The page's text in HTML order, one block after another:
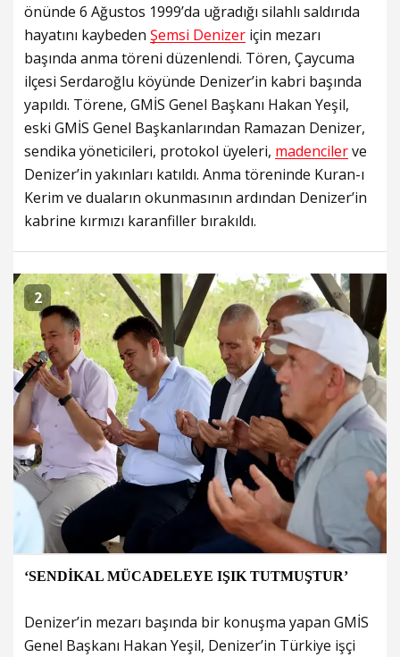
önünde 6 Ağustos 1999’da uğradığı silahlı saldırıda
hayatını kaybeden Şemsi Denizer için mezarı
başında anma töreni düzenlendi. Tören, Çaycuma
ilçesi Serdaroğlu köyünde Denizer’in kabri başında
yapıldı. Törene, GMİS Genel Başkanı Hakan Yeşil,
eski GMİS Genel Başkanlarından Ramazan Denizer,
sendika yöneticileri, protokol üyeleri, madencilerve
Denizer’in yakınları katıldı. Anma töreninde Kuran-ı
Kerim ve duaların okunmasının ardından Denizer’in
kabrine kırmızı karanfiller bırakıldı.
2
‘SENDİKAL MÜCADELEYE IŞIK TUTMUŞTUR’
Denizer’in mezarı başında bir konuşma yapan GMİS
Genel Başkanı Hakan Yeşil, Denizer’in Türkiye işçi